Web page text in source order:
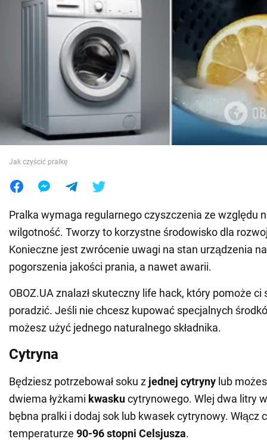
Społeczeństwo
Wojna na Ukrainie
Świat
Jedzenie
Jak czyścić pralkę
Pralka wymaga regularnego czyszczenia ze względu
wilgotność. Tworzy to korzystne środowisko dla
Konieczne jest zwrócenie uwagi na stan urządzenia
pogorszenia jakości prania, a nawet awarii.
OBOZ.UA znalazł skuteczny life hack, który pomoże ci
poradzić. Jeśli nie chcesz kupować specjalnych
możesz użyć jednego naturalnego składnika.
Cytryna
Będziesz potrzebował soku z jednej cytryny lub
dwiema łyżkami kwaskucytrynowego. Wlej dwa litry
bębna pralki i dodaj sok lub kwasek cytrynowy. Włącz
temperaturze 90-96 stopni Celsjusza.